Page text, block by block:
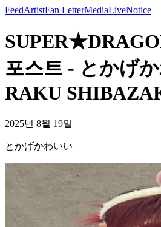
FeedArtistFan LetterMediaLiveNotice
포스트 - とかげ
RAKU
2025년 8월 19일
とかげかわいい